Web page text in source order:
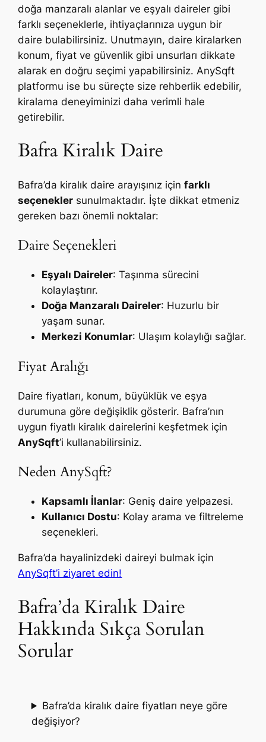
doğa manzaralı alanlar ve eşyalı daireler gibi
farklı seçeneklerle, ihtiyaçlarınıza uygun bir
daire bulabilirsiniz. Unutmayın, daire kiralarken
konum, fiyat ve güvenlik gibi unsurları dikkate
alarak en doğru seçimi yapabilirsiniz. AnySqft
platformu ise bu süreçte size rehberlik edebilir,
kiralama deneyiminizi daha verimli hale
getirebilir.
Bafra Kiralık Daire
Bafra’da kiralık daire arayışınız içinfarklı
seçenekler sunulmaktadır. İşte dikkat etmeniz
gereken bazı önemli noktalar:
Daire Seçenekleri
Eşyalı Daireler: Taşınma sürecini
kolaylaştırır.
Doğa Manzaralı Daireler: Huzurlu bir
yaşam sunar.
Merkezi Konumlar: Ulaşım kolaylığı sağlar.
Fiyat Aralığı
Daire fiyatları, konum, büyüklük ve eşya
durumuna göre değişiklik gösterir. Bafra’nın
uygun fiyatlı kiralık dairelerini keşfetmek için
AnySqft’i kullanabilirsiniz.
Neden AnySqft?
Kapsamlı İlanlar: Geniş daire yelpazesi.
Kullanıcı Dostu: Kolay arama ve filtreleme
seçenekleri.
Bafra’da hayalinizdeki daireyi bulmak için
AnySqft’i ziyaret edin!
Bafra’da Kiralık Daire
Hakkında Sıkça Sorulan
Sorular
Bafra’da kiralık daire fiyatları neye göre
değişiyor?